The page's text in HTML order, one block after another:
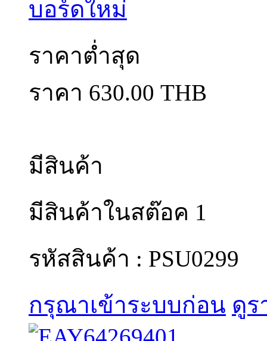
บอร์ดใหม่
ราคาต่ำสุด
ราคา 630.00 THB
มีสินค้า
มีสินค้าในสต๊อค 1
รหัสสินค้า : PSU0299
กรุณาเข้าระบบก่อน ดูร